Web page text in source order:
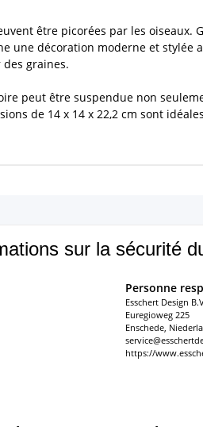
être picorées par les oiseaux.
une décoration moderne et
graines.
peut être suspendue non
de 14 x 14 x 22,2 cm sont
sur la sécurité
Personne
Esschert Design
Euregioweg 225
Enschede,
https://